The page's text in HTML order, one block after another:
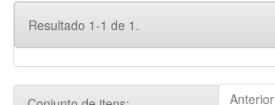
Resultado 1-1 de 1.
Anterior